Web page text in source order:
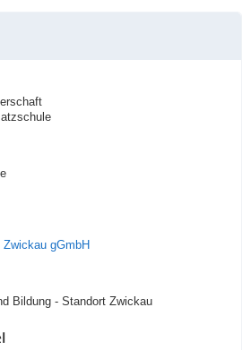
gGmbH
Bildung - Standort Zwickau